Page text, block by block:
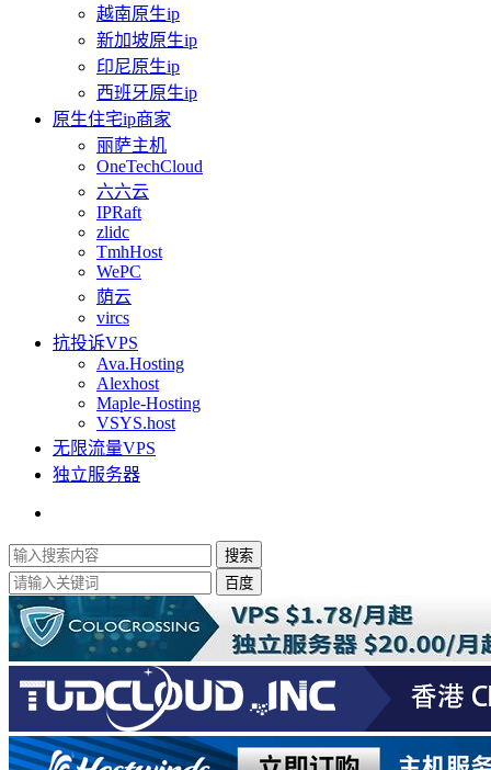
越南原生ip
新加坡原生ip
印尼原生ip
西班牙原生ip
原生住宅ip商家
丽萨主机
OneTechCloud
六六云
IPRaft
zlidc
TmhHost
WePC
荫云
vircs
抗投诉VPS
Ava.Hosting
Alexhost
Maple-Hosting
VSYS.host
无限流量VPS
独立服务器